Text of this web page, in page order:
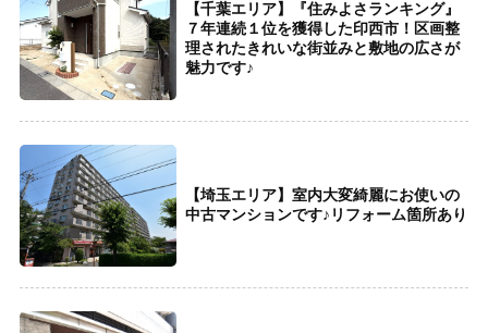
【千葉エリア】『住みよさランキング』
７年連続１位を獲得した印西市！区画整
理されたきれいな街並みと敷地の広さが
魅力です♪
【埼玉エリア】室内大変綺麗にお使いの
中古マンションです♪リフォーム箇所あり